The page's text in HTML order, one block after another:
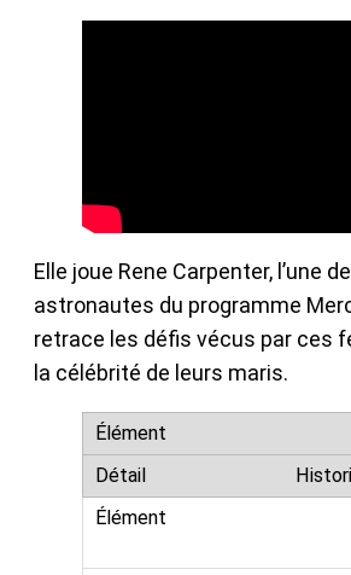
Elle joue Rene Carpenter, l’une
astronautes du programme
retrace les défis vécus par ces
la célébrité de leurs maris.